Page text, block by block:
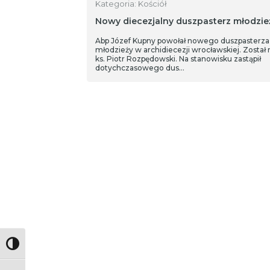
Toggle High Contrast
Kategoria: Kościół
Nowy diecezjalny duszpasterz
Abp Józef Kupny powołał nowego duszpasterza
młodzieży w archidiecezji wrocławskiej. Został
ks. Piotr Rozpędowski. Na stanowisku zastąpił
dotychczasowego dus…